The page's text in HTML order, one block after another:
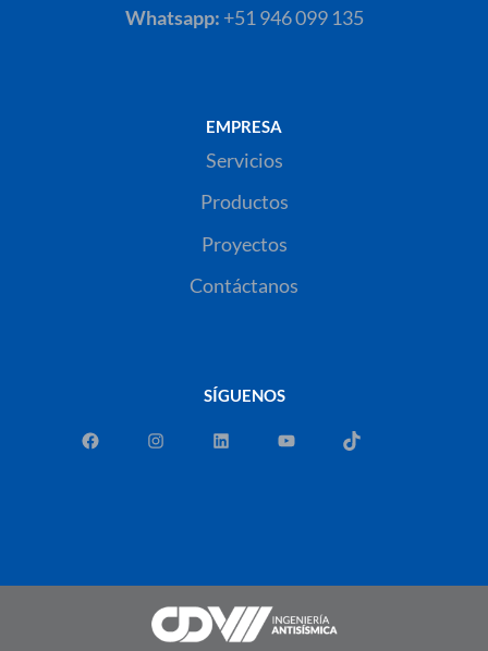
Whatsapp: +51 946 099 135
EMPRESA
Servicios
Productos
Proyectos
Contáctanos
SÍGUENOS